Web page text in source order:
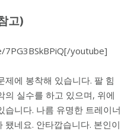
고)
youtube]
제에 봉착해 있습니다. 팔 힘
의 실수를 하고 있으며, 위에
습니다. 나름 유명한 트레이너
네요. 안타깝습니다. 본인이